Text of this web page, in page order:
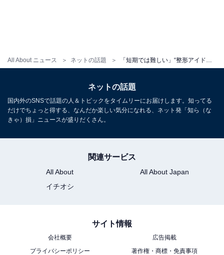
All About ニュース ネットの話題
ネットの話題
国内外のSNSで話題の人＆トピックをタイムリーにお届けします。知ってる
だけでちょっと得する、なんだか楽しい気分になれる、ネット発「知ら（な
きゃ）損」ニュースが盛りだくさん。
関連サービス
All About
All About Japan
イチオシ
サイト情報
会社概要
広告掲載
プライバシーポリシー
著作権・商標・免責事項